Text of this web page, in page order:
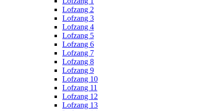
Lofzang 2
Lofzang 3
Lofzang 4
Lofzang 5
Lofzang 6
Lofzang 7
Lofzang 8
Lofzang 9
Lofzang 10
Lofzang 11
Lofzang 12
Lofzang 13